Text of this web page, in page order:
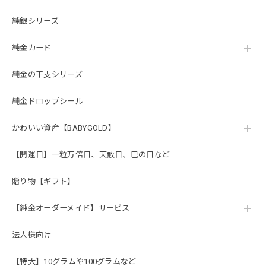
純銀シリーズ
純金カード
純金の干支シリーズ
純金ドロップシール
かわいい資産【BABYGOLD】
【開運日】一粒万倍日、天赦日、巳の日など
贈り物【ギフト】
【純金オーダーメイド】サービス
法人様向け
【特大】10グラムや100グラムなど